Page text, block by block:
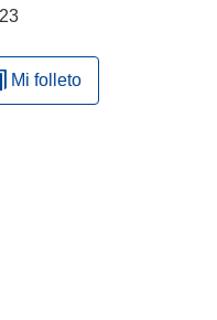
Mi folleto